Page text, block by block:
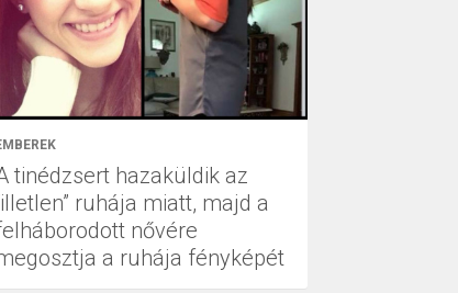
tinédzsert hazaküldik az
ruhája miatt, majd a
nővére
a ruhája fényképét